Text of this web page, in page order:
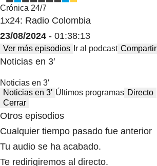
Crónica 24/7
1x24: Radio Colombia
23/08/2024 - 01:38:13
Ver más episodios Ir al podcast Compartir
Noticias en 3′
Noticias en 3′
Noticias en 3′ Últimos programas Directo
Cerrar
Otros episodios
Cualquier tiempo pasado fue anterior
Tu audio se ha acabado.
Te redirigiremos al directo.